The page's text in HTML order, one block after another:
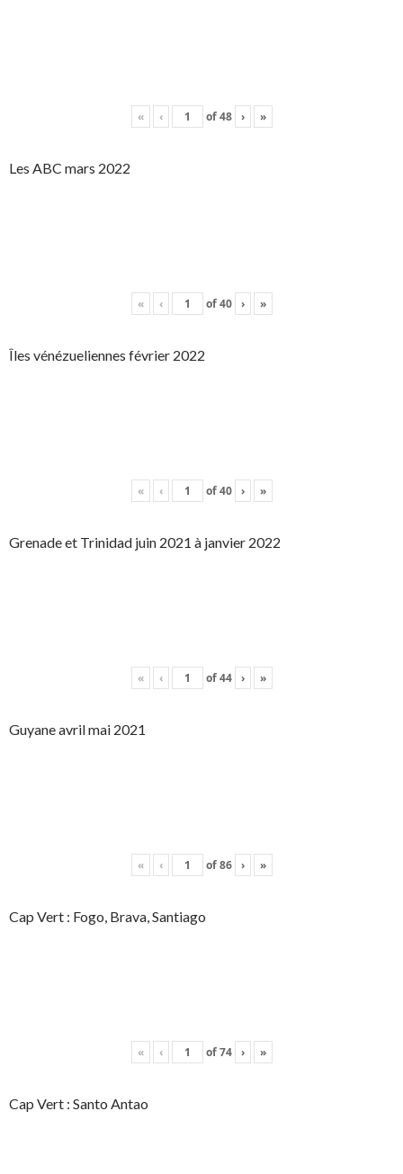
« ‹ of48 › »
Les ABC mars 2022
« ‹ of40 › »
Îles vénézueliennes février 2022
« ‹ of40 › »
Grenade et Trinidad juin 2021 à janvier 2022
« ‹ of44 › »
Guyane avril mai 2021
« ‹ of86 › »
Cap Vert : Fogo, Brava, Santiago
« ‹ of74 › »
Cap Vert : Santo Antao